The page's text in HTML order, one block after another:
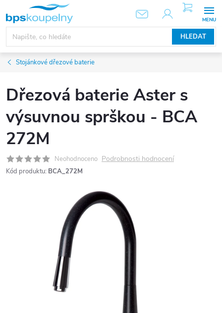
obsah
HLEDAT
NÁKUPNÍ
KOŠÍK
Stojánkové dřezové baterie
Dřezová baterie Aster s
výsuvnou sprškou - BCA
272M
Neohodnoceno Podrobnosti hodnocení
Kód produktu: BCA_272M